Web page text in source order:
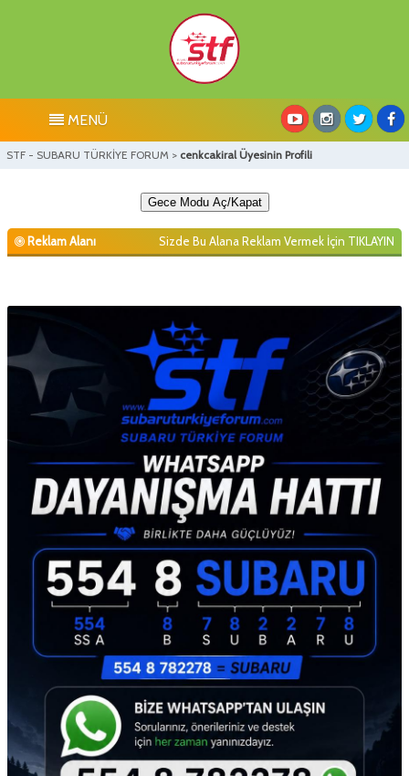
MENÜ
STF - SUBARU TÜRKİYE FORUM > cenkcakiral Üyesinin Profili
Gece Modu Aç/Kapat
Reklam Alanı Sizde Bu Alana Reklam Vermek İçin TIKLAYIN